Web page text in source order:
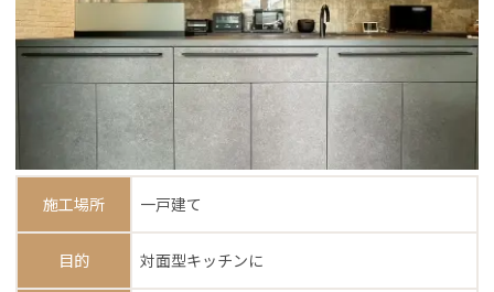
施工場所 一戸建て
目的 対面型キッチンに